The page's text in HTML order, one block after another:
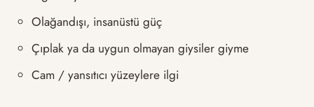
Olağandışı, insanüstü güç
Çıplak ya da uygun olmayan giysiler giyme
Cam / yansıtıcı yüzeylere ilgi